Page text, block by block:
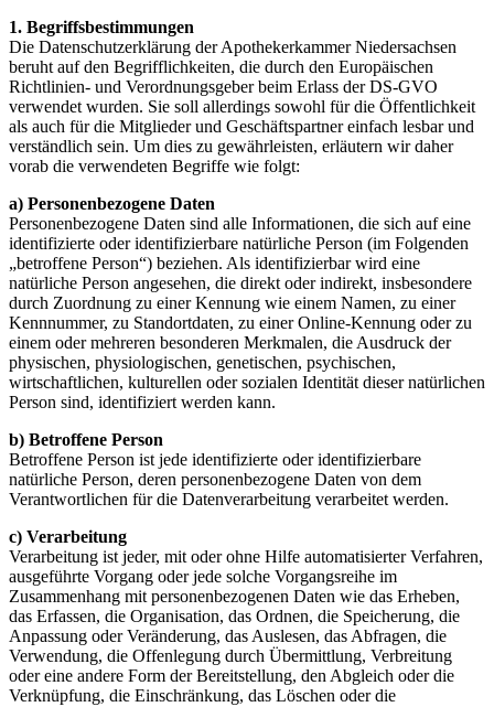
1. Begriffsbestimmungen
Die Datenschutzerklärung der Apothekerkammer Niedersachsen
beruht auf den Begrifflichkeiten, die durch den Europäischen
Richtlinien- und Verordnungsgeber beim Erlass der DS-GVO
verwendet wurden. Sie soll allerdings sowohl für die Öffentlichkeit
als auch für die Mitglieder und Geschäftspartner einfach lesbar und
verständlich sein. Um dies zu gewährleisten, erläutern wir daher
vorab die verwendeten Begriffe wie folgt:
a) Personenbezogene Daten
Personenbezogene Daten sind alle Informationen, die sich auf eine
identifizierte oder identifizierbare natürliche Person (im Folgenden
„betroffene Person“) beziehen. Als identifizierbar wird eine
natürliche Person angesehen, die direkt oder indirekt, insbesondere
durch Zuordnung zu einer Kennung wie einem Namen, zu einer
Kennnummer, zu Standortdaten, zu einer Online-Kennung oder zu
einem oder mehreren besonderen Merkmalen, die Ausdruck der
physischen, physiologischen, genetischen, psychischen,
wirtschaftlichen, kulturellen oder sozialen Identität dieser natürlichen
Person sind, identifiziert werden kann.
b) Betroffene Person
Betroffene Person ist jede identifizierte oder identifizierbare
natürliche Person, deren personenbezogene Daten von dem
Verantwortlichen für die Datenverarbeitung verarbeitet werden.
c) Verarbeitung
Verarbeitung ist jeder, mit oder ohne Hilfe automatisierter Verfahren,
ausgeführte Vorgang oder jede solche Vorgangsreihe im
Zusammenhang mit personenbezogenen Daten wie das Erheben,
das Erfassen, die Organisation, das Ordnen, die Speicherung, die
Anpassung oder Veränderung, das Auslesen, das Abfragen, die
Verwendung, die Offenlegung durch Übermittlung, Verbreitung
oder eine andere Form der Bereitstellung, den Abgleich oder die
Verknüpfung, die Einschränkung, das Löschen oder die